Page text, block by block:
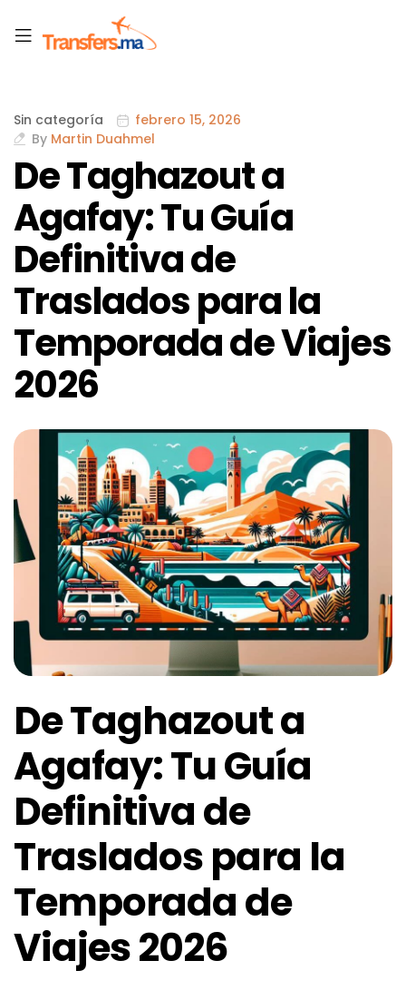
Sin categoría
febrero 15, 2026
By Martin Duahmel
De Taghazout a
Agafay: Tu Guía
Definitiva de
Traslados para la
Temporada de Viajes
2026
De Taghazout a
Agafay: Tu Guía
Definitiva de
Traslados para la
Temporada de
Viajes 2026